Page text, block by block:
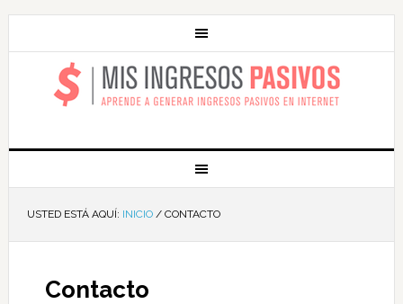
MIS INGRESOS
PASIVOS
USTED ESTÁ AQUÍ: INICIO /CONTACTO
Contacto